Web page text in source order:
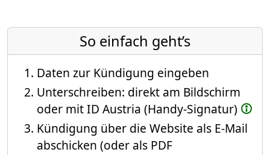
So einfach geht’s
Daten zur Kündigung eingeben
Unterschreiben: direkt am Bildschirm
oder mit ID Austria (Handy-Signatur)
Kündigung über die Website als E-Mail
abschicken (oder als PDF